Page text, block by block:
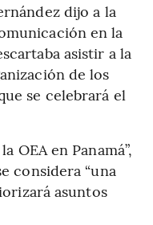
dijo a la
en la
asistir a la
de los
se celebrará el
OEA en Panamá”,
considera “una
asuntos